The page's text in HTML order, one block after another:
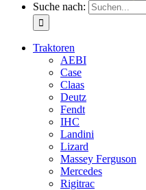
Suche nach:
Traktoren
AEBI
Case
Claas
Deutz
Fendt
IHC
Landini
Lizard
Massey Ferguson
Mercedes
Rigitrac